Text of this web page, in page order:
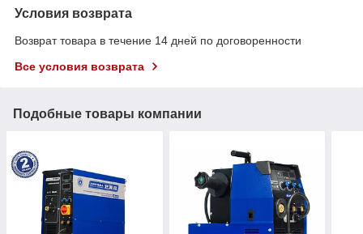
Условия возврата
Возврат товара в течение 14 дней по договоренности
Все условия возврата
Подобные товары компании